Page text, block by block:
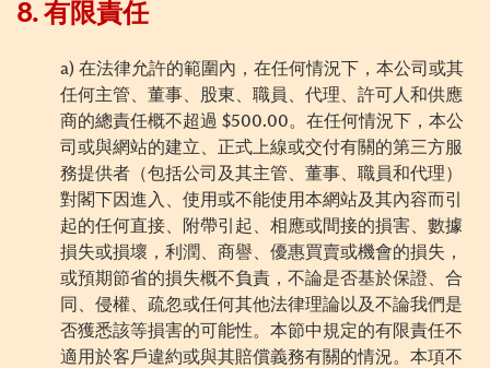
8. 有限責任
a) 在法律允許的範圍內，在任何情況下，本公司或其
任何主管、董事、股東、職員、代理、許可人和供應
商的總責任概不超過 $500.00。在任何情況下，本公
司或與網站的建立、正式上線或交付有關的第三方服
務提供者（包括公司及其主管、董事、職員和代理）
對閣下因進入、使用或不能使用本網站及其內容而引
起的任何直接、附帶引起、相應或間接的損害、數據
損失或損壞，利潤、商譽、優惠買賣或機會的損失，
或預期節省的損失概不負責，不論是否基於保證、合
同、侵權、疏忽或任何其他法律理論以及不論我們是
否獲悉該等損害的可能性。本節中規定的有限責任不
適用於客戶違約或與其賠償義務有關的情況。本項不